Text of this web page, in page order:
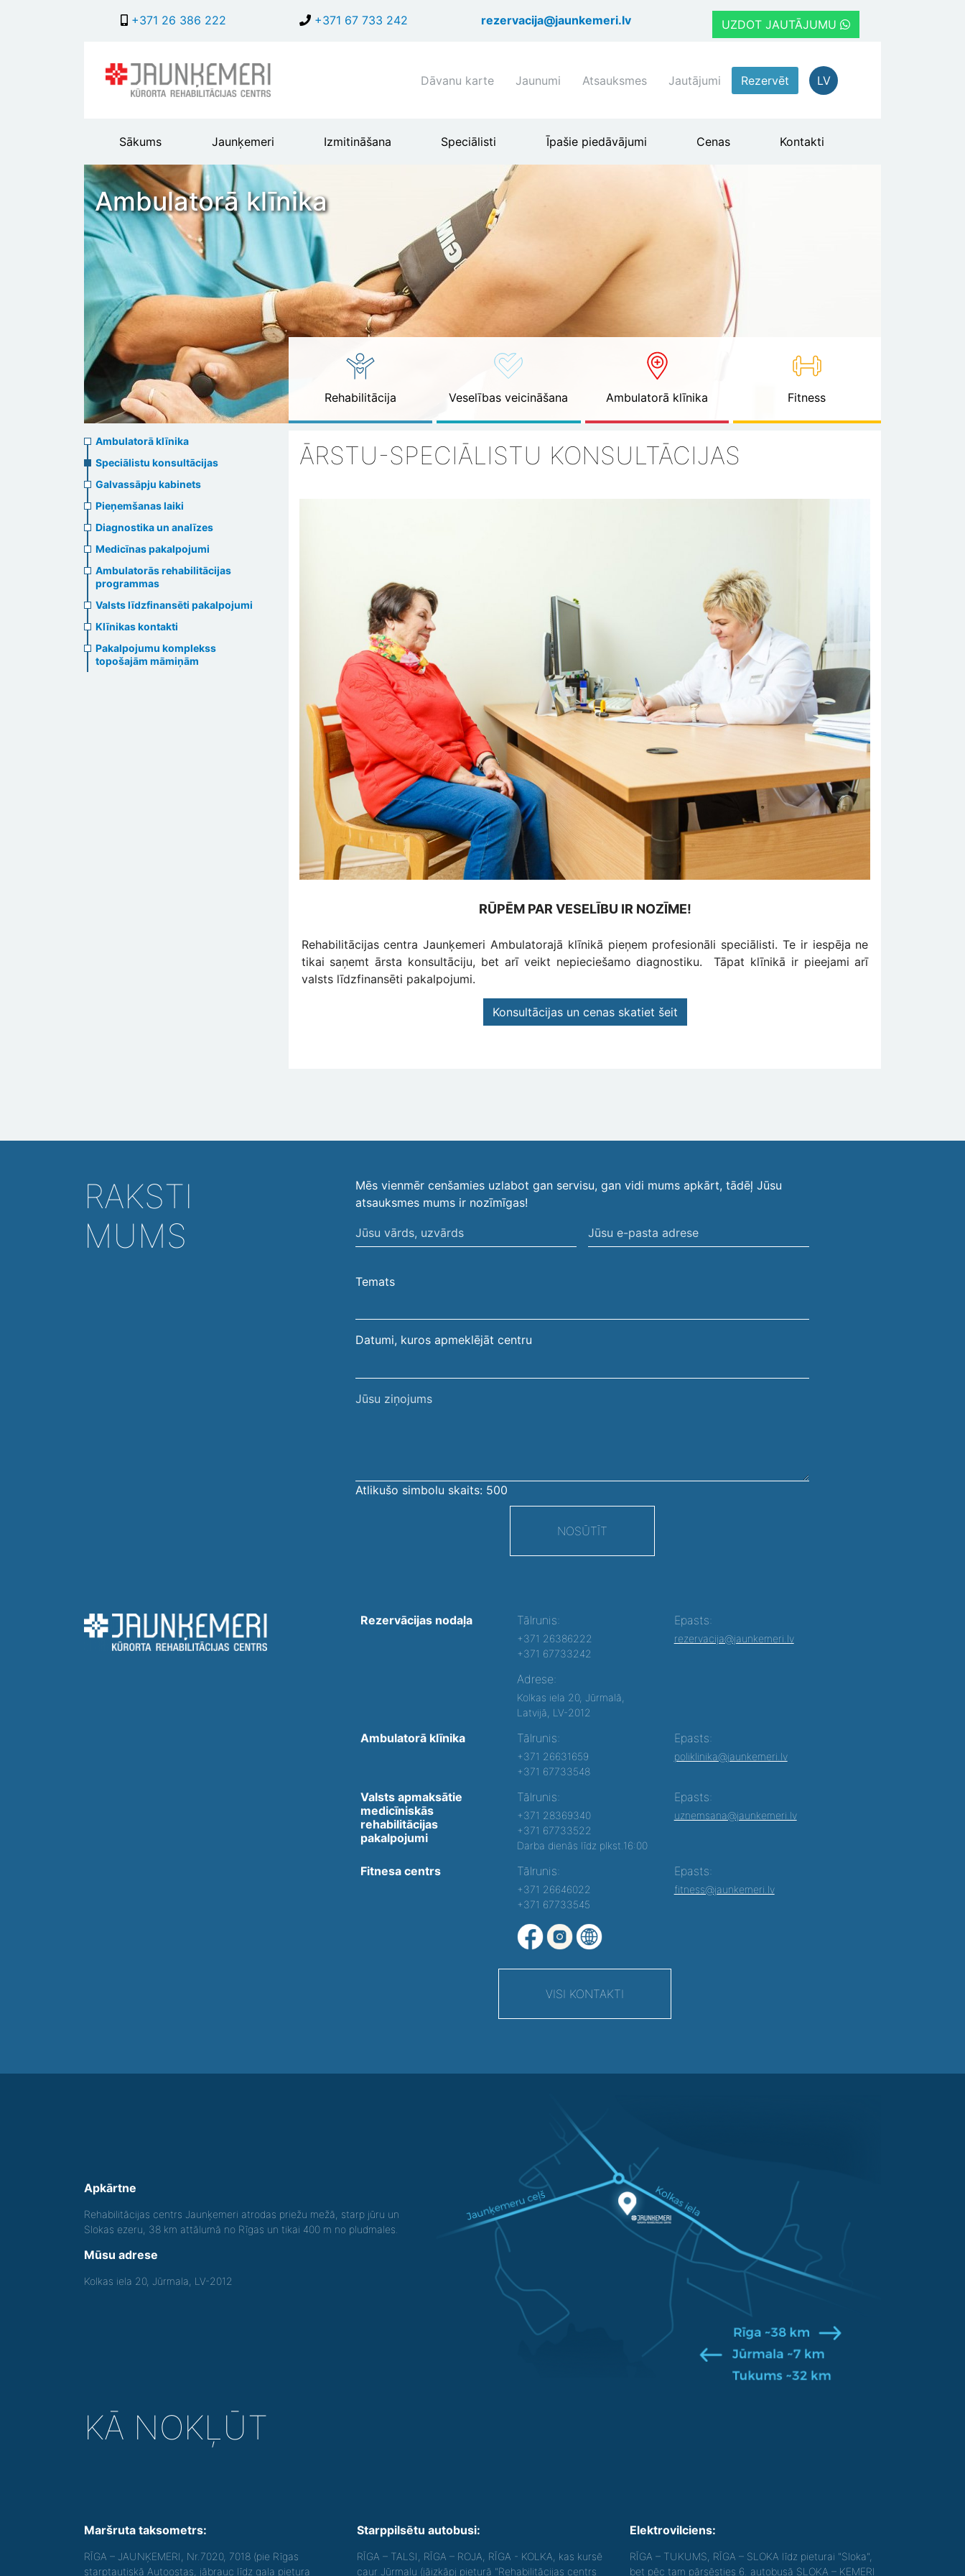
uz
+371 26 386 222 +371 67 733 242 rezervacija@jaunkemeri.lv UZDOT JAUTĀJUMU
Shortcuts
menu
Dāvanu karte Jaunumi Atsauksmes Jautājumi Rezervēt LV
Main
header
menu
Sākums Jaunķemeri Izmitināšana Speciālisti Īpašie piedāvājumi Cenas Kontakti
Ambulatorā klīnika
Rehabilitācija Veselības veicināšana Ambulatorā klīnika Fitness
Ambulatory
clinic
menu
Ambulatorā klīnika
Speciālistu konsultācijas
Galvassāpju kabinets
Pieņemšanas laiki
Diagnostika un analīzes
Medicīnas pakalpojumi
Ambulatorās rehabilitācijas
programmas
Valsts līdzfinansēti pakalpojumi
Klīnikas kontakti
Pakalpojumu komplekss
topošajām māmiņām
ĀRSTU-SPECIĀLISTU KONSULTĀCIJAS
RŪPĒM PAR VESELĪBU IR NOZĪME!
Rehabilitācijas centra Jaunķemeri Ambulatorajā klīnikā pieņem profesionāli speciālisti. Te ir iespēja ne
tikai saņemt ārsta konsultāciju, bet arī veikt nepieciešamo diagnostiku. Tāpat klīnikā ir pieejami arī
valsts līdzfinansēti pakalpojumi.
Konsultācijas un cenas skatiet šeit
RAKSTI
MUMS
Mēs vienmēr cenšamies uzlabot gan servisu, gan vidi mums apkārt, tādēļ Jūsu
atsauksmes mums ir nozīmīgas!
Jūsu
vārds,
Jūsu
e-
Temats
Datumi, kuros apmeklējāt centru
Jūsu
Atlikušo simbolu skaits: 500
NOSŪTĪT
Rezervācijas nodaļa Tālrunis:
+371 26386222
+371 67733242
Adrese:
Kolkas iela 20, Jūrmalā,
Latvijā, LV-2012
Epasts:
rezervacija@jaunkemeri.lv
Ambulatorā klīnika Tālrunis:
+371 26631659
+371 67733548
Epasts:
poliklinika@jaunkemeri.lv
Valsts apmaksātie
medicīniskās
rehabilitācijas
pakalpojumi
Tālrunis:
+371 28369340
+371 67733522
Darba dienās līdz plkst.16:00
Epasts:
uznemsana@jaunkemeri.lv
Fitnesa centrs Tālrunis:
+371 26646022
+371 67733545
Epasts:
fitness@jaunkemeri.lv
VISI KONTAKTI
Apkārtne
Rehabilitācijas centrs Jaunķemeri atrodas priežu mežā, starp jūru un
Slokas ezeru, 38 km attālumā no Rīgas un tikai 400 m no pludmales.
Mūsu adrese
Kolkas iela 20, Jūrmala, LV-2012
KĀ NOKĻŪT
Maršruta taksometrs:
RĪGA – JAUNĶEMERI, Nr.7020, 7018 (pie Rīgas
starptautiskā Autoostas, jābrauc līdz gala pietura
Starppilsētu autobusi:
RĪGA – TALSI, RĪGA – ROJA, RĪGA - KOLKA, kas kursē
caur Jūrmalu (jāizkāpj pieturā "Rehabilitācijas centrs
Elektrovilciens:
RĪGA – TUKUMS, RĪGA – SLOKA līdz pieturai "Sloka",
bet pēc tam pārsēsties 6. autobusā SLOKA – ĶEMERI